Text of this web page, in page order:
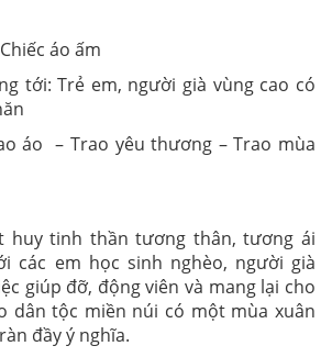
áo ấm
tới: Trẻ em, người già vùng cao có
áo – Trao yêu thương – Trao mùa
huy tinh thần tương thân, tương ái
các em học sinh nghèo, người già
giúp đỡ, động viên và mang lại cho
dân tộc miền núi có một mùa xuân
đầy ý nghĩa.